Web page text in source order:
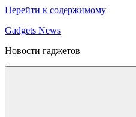
Перейти к содержимому
Gadgets News
Новости гаджетов